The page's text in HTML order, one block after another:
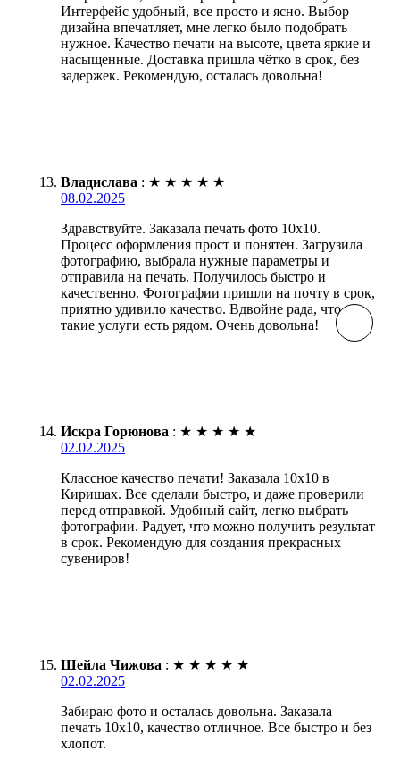
Интерфейс удобный, все просто и ясно. Выбор
дизайна впечатляет, мне легко было подобрать
нужное. Качество печати на высоте, цвета яркие и
насыщенные. Доставка пришла чётко в срок, без
задержек. Рекомендую, осталась довольна!
Владислава : ★ ★ ★ ★ ★
08.02.2025
Здравствуйте. Заказала печать фото 10х10.
Процесс оформления прост и понятен. Загрузила
фотографию, выбрала нужные параметры и
отправила на печать. Получилось быстро и
качественно. Фотографии пришли на почту в срок,
приятно удивило качество. Вдвойне рада, что
такие услуги есть рядом. Очень довольна!
Искра Горюнова : ★ ★ ★ ★ ★
02.02.2025
Классное качество печати! Заказала 10х10 в
Киришах. Все сделали быстро, и даже проверили
перед отправкой. Удобный сайт, легко выбрать
фотографии. Радует, что можно получить результат
в срок. Рекомендую для создания прекрасных
сувениров!
Шейла Чижова : ★ ★ ★ ★ ★
02.02.2025
Забираю фото и осталась довольна. Заказала
печать 10х10, качество отличное. Все быстро и без
хлопот.